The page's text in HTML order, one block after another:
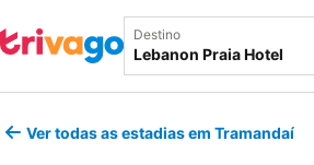
Destino
Ver todas as estadias em Tramandaí